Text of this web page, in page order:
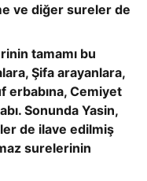
ve diğer sureler de
tamamı bu
Şifa arayanlara,
erbabına, Cemiyet
Sonunda Yasin,
de ilave edilmiş
surelerinin